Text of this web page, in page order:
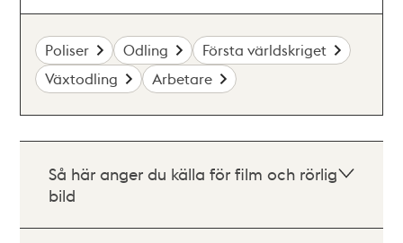
Poliser Odling
Första världskriget
Växtodling
Arbetare
Så här anger du källa för film och rörlig
bild